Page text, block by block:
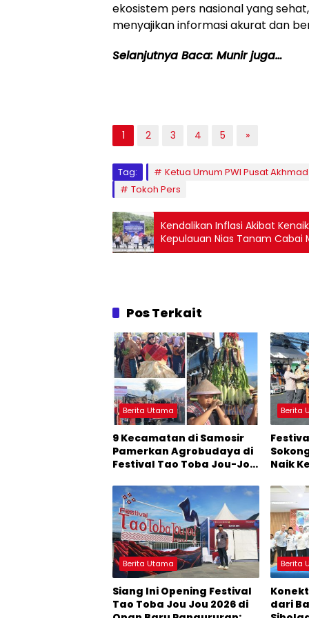
ekosistem pers nasional yang
menyajikan informasi akurat dan
Selanjutnya Baca: Munir juga…
1 2 3 4 5 »
Tag:
Ketua Umum PWI Pusat
Tokoh Pers
Kendalikan Inflasi Akibat
Kepulauan Nias Tanam Cabai
Pos Terkait
Berita Utama
9 Kecamatan di Samosir
Pamerkan Agrobudaya di
Festival Tao Toba Jou-Jou
Produk Lokal agar
Terkenal
Berita
Naik
Baru
Berita Utama
Siang Ini Opening Festival
Tao Toba Jou Jou 2026 di
Berita
dari